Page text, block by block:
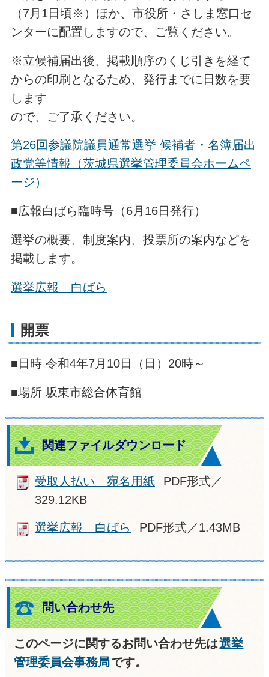
（7月1日頃※）ほか、市役所・さしま窓口セ
ンターに配置しますので、ご覧ください。
※立候補届出後、掲載順序のくじ引きを経て
からの印刷となるため、発行までに日数を要
します
ので、ご了承ください。
第26回参議院議員通常選挙 候補者・名簿届出
政党等情報（茨城県選挙管理委員会ホームペ
ージ）
■広報白ばら臨時号（6月16日発行）
選挙の概要、制度案内、投票所の案内などを
掲載します。
選挙広報 白ばら
開票
■日時 令和4年7月10日（日）20時～
■場所 坂東市総合体育館
関連ファイルダウンロード
受取人払い 宛名用紙
PDF形式／
329.12KB
選挙広報 白ばら PDF形式／1.43MB
問い合わせ先
このページに関するお問い合わせ先は選挙
管理委員会事務局です。